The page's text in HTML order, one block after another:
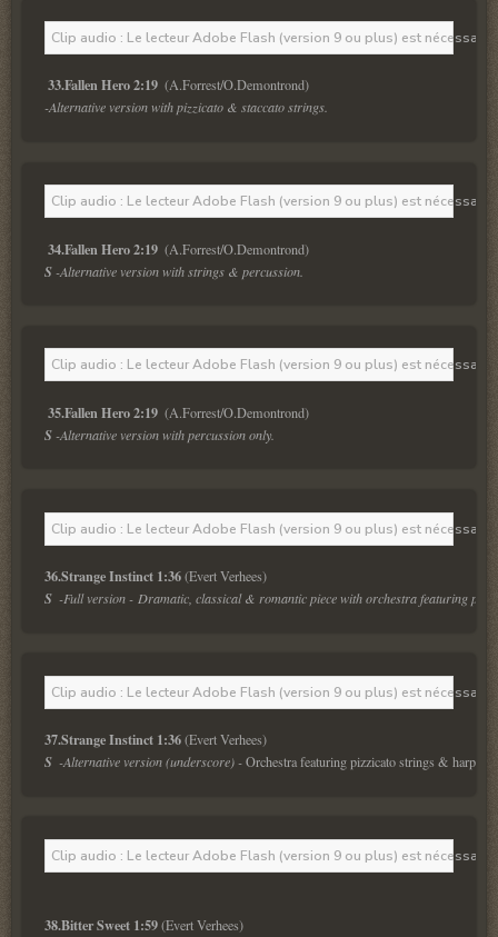
Clip audio : Le lecteur Adobe Flash (version 9 ou plus) est
33.Fallen Hero 2:19
(A.Forrest/O.Demontrond)
-Alternative version with pizzicato & staccato strings.
Clip audio : Le lecteur Adobe Flash (version 9 ou plus) est
34.Fallen Hero 2:19 (A.Forrest/O.Demontrond)
S -Alternative version with strings & percussion.
Clip audio : Le lecteur Adobe Flash (version 9 ou plus) est
35.Fallen Hero 2:19 (A.Forrest/O.Demontrond)
S -Alternative version with percussion only.
Clip audio : Le lecteur Adobe Flash (version 9 ou plus) est
36.Strange Instinct 1:36 (Evert Verhees)
S -Full version - Dramatic, classical & romantic piece with orchestra featuring
Clip audio : Le lecteur Adobe Flash (version 9 ou plus) est
37.Strange Instinct 1:36 (Evert Verhees)
S -Alternative version (underscore) - Orchestra featuring pizzicato strings & harp.
Clip audio : Le lecteur Adobe Flash (version 9 ou plus) est
38.Bitter Sweet 1:59